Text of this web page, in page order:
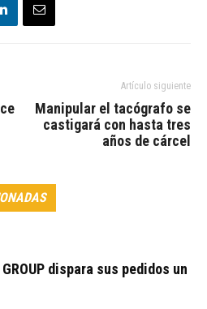
Artículo siguiente
Manipular el tacógrafo se
castigará con hasta tres
años de cárcel
GROUP dispara sus pedidos un